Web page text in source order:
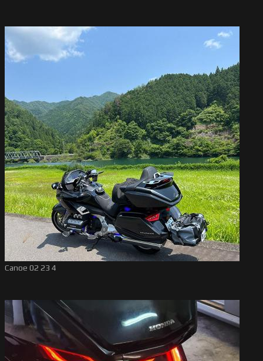
Canoe 02 23 4